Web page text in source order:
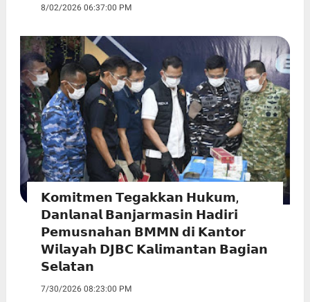
8/02/2026 06:37:00 PM
𝗞𝗼𝗺𝗶𝘁𝗺𝗲𝗻 𝗧𝗲𝗴𝗮𝗸𝗸𝗮𝗻 𝗛𝘂𝗸𝘂𝗺,
𝗗𝗮𝗻𝗹𝗮𝗻𝗮𝗹 𝗕𝗮𝗻𝗷𝗮𝗿𝗺𝗮𝘀𝗶𝗻 𝗛𝗮𝗱𝗶𝗿𝗶
𝗣𝗲𝗺𝘂𝘀𝗻𝗮𝗵𝗮𝗻 𝗕𝗠𝗠𝗡 𝗱𝗶 𝗞𝗮𝗻𝘁𝗼𝗿
𝗪𝗶𝗹𝗮𝘆𝗮𝗵 𝗗𝗝𝗕𝗖 𝗞𝗮𝗹𝗶𝗺𝗮𝗻𝘁𝗮𝗻 𝗕𝗮𝗴𝗶𝗮𝗻
𝗦𝗲𝗹𝗮𝘁𝗮𝗻
7/30/2026 08:23:00 PM